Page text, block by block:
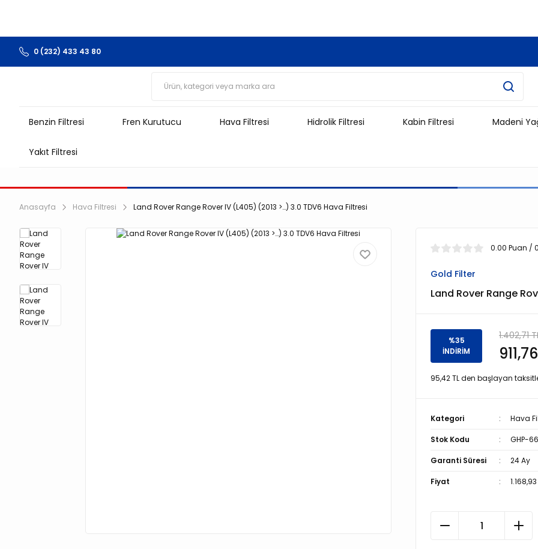
0 (232) 433 43 80
Benzin Filtresi Fren Kurutucu Hava Filtresi Hidrolik Filtresi Kabin Filtresi Madeni
Yakıt Filtresi
Anasayfa Hava Filtresi Land Rover Range Rover IV (L405) (2013 >…) 3.0 TDV6 Hava Filtresi
0.00 Puan /
Gold Filter
Land Rover Range
%35
İNDİRİM
1.402,71
95,42 TL den başlayan
Kategori Hava
Stok Kodu GHP-
Garanti Süresi 24 Ay
Fiyat